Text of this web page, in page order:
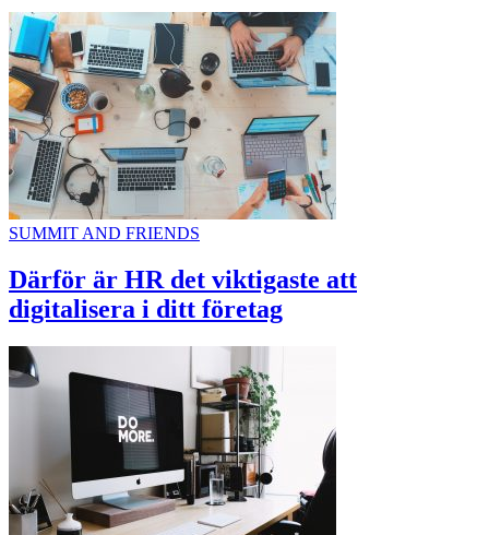
SUMMIT AND FRIENDS
Därför är HR det viktigaste att
digitalisera i ditt företag